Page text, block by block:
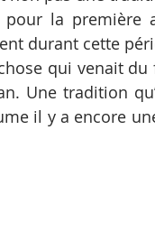
la première
durant cette
qui venait
Une tradition
il y a encore